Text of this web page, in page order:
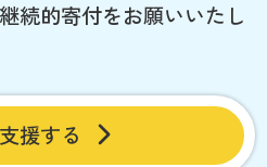
続的寄付をお願いいたし
援する